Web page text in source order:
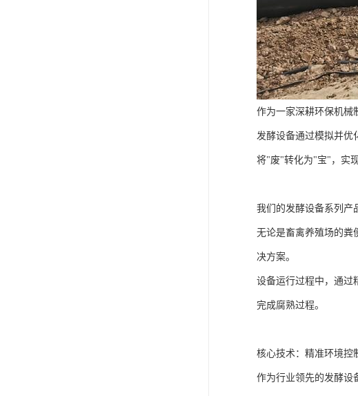
作为一家深耕环保机械
发酵设备通过模拟并优
将"废"转化为"宝"，实
我们的发酵设备系列产
无论是畜禽养殖场的粪
决方案。
设备运行过程中，通过
完成腐熟过程。
核心技术：精准环境控
作为行业领先的发酵设